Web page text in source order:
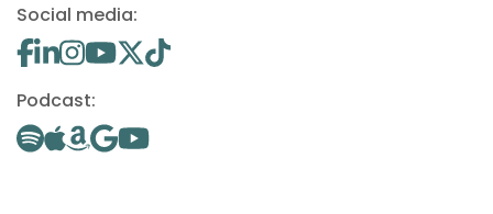
Social media:
Podcast: